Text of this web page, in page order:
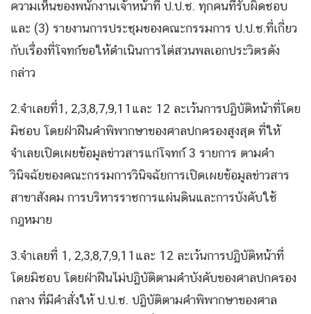
ความเห็นของพนักงานเจ้าหน้าที่ ป.ป.ช. ทุกคนที่รับผิดชอบ
และ (3) รายงานการประชุมของคณะกรรมการ ป.ป.ช.ที่เกี่ยว
กับเรื่องที่โจทก์ขอให้ดำเนินการไต่สวนพลเอกประวิตรดัง
กล่าว
2.จำเลยที่1, 2,3,8,7,9,11และ 12 ละเว้นการปฏิบัติหน้าที่โดย
มิชอบ โดยฝ่าฝืนคำพิพากษาของศาลปกครองสูงสุด ที่ให้
จำเลยเปิดเผยข้อมูลข่าวสารแก่โจทก์ 3 รายการ ตามคำ
วินิจฉัยของคณะกรรมการวินิจฉัยการเปิดเผยข้อมูลข่าวสาร
สาขาสังคม การบริหารราชการแผ่นดินและการบังคับใช้
กฎหมาย
3.จำเลยที่ 1, 2,3,8,7,9,11และ 12 ละเว้นการปฏิบัติหน้าที่
โดยมิชอบ โดยฝ่าฝืนไม่ปฏิบัติตามคำบังคับของศาลปกครอง
กลาง ที่มีคำสั่งให้ ป.ป.ช. ปฏิบัติตามคำพิพากษาของศาล